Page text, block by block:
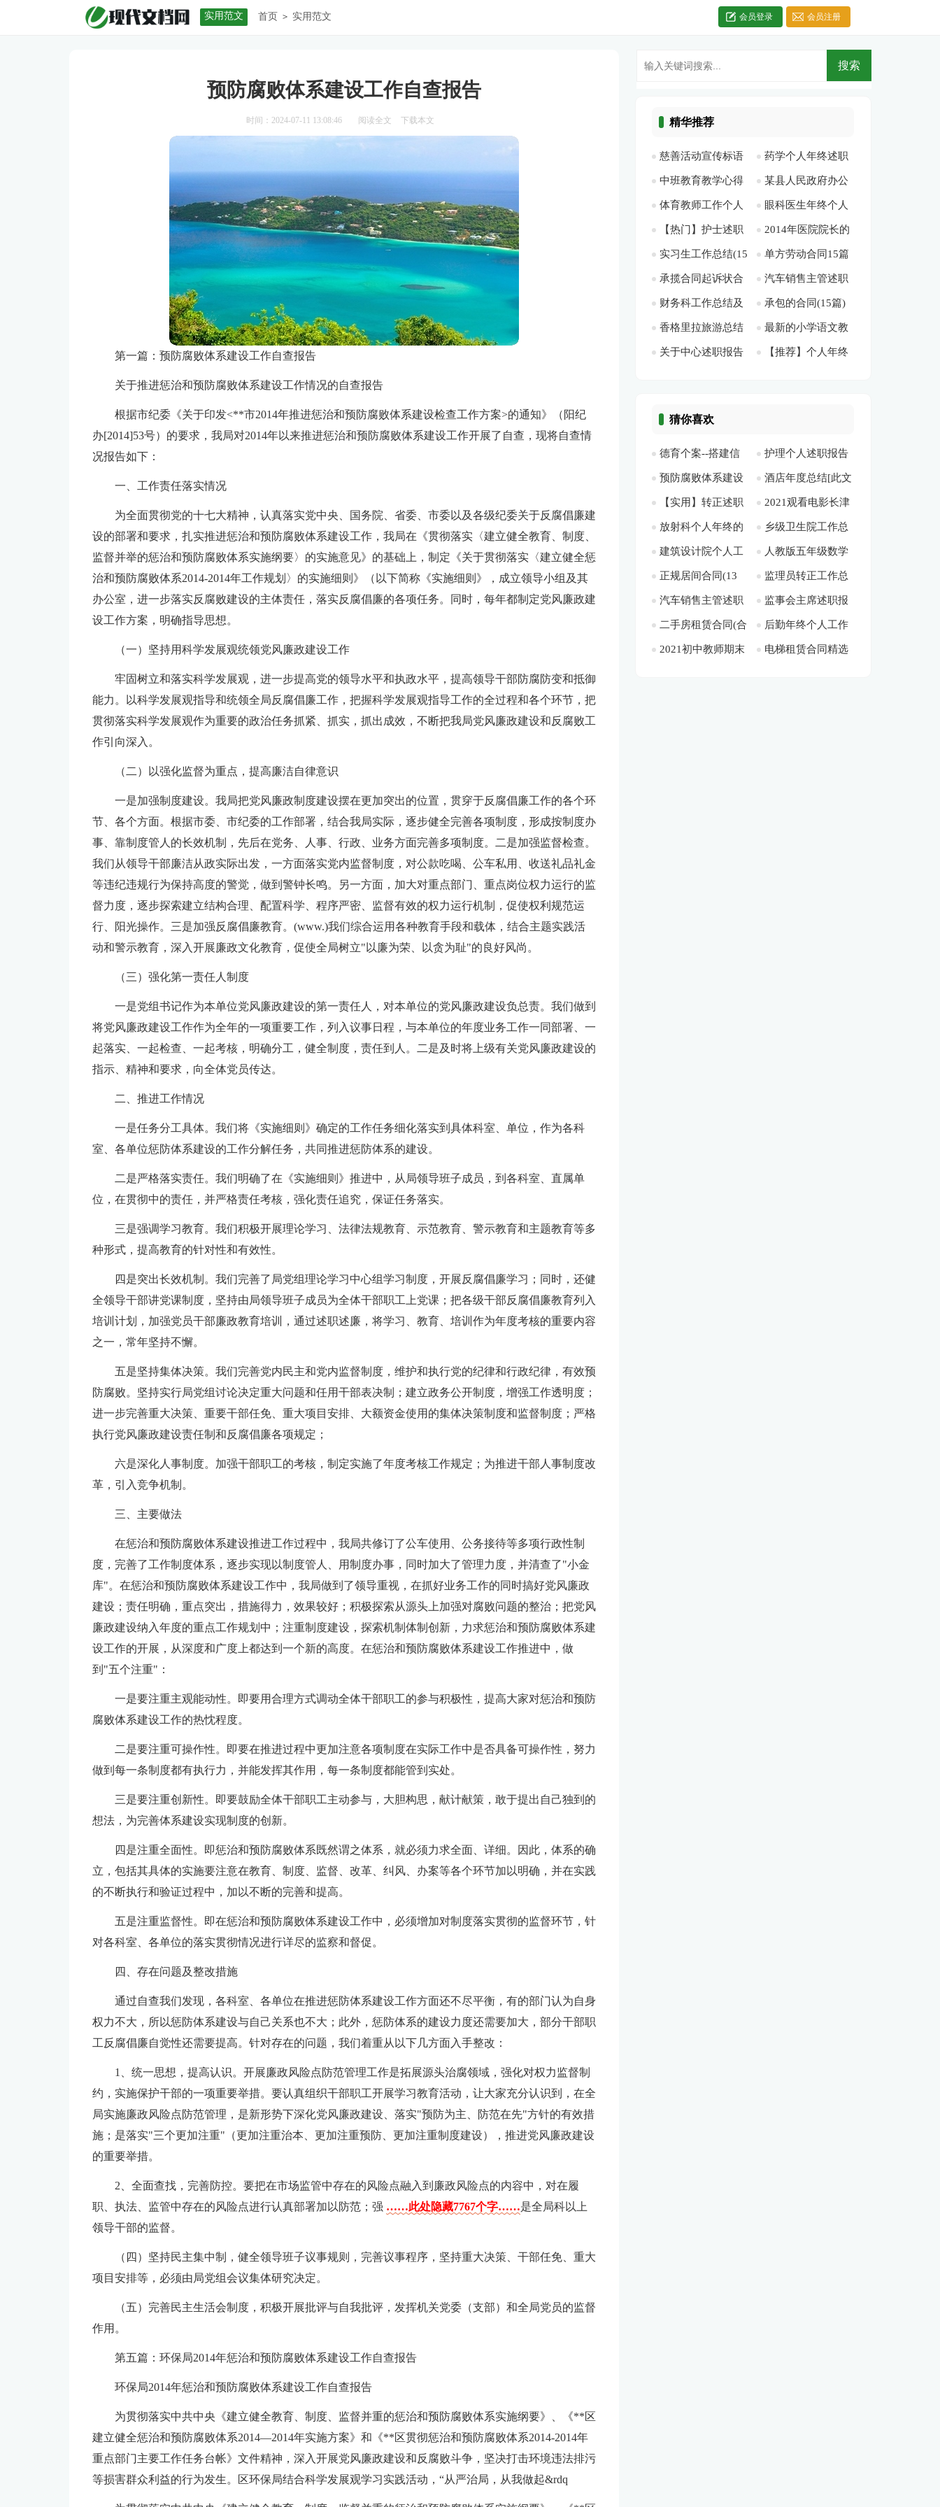
实用范文 首页 > 实用范文 会员登录 会员注册
预防腐败体系建设工作自查报告
时间：2024-07-11 13:08:46 阅读全文 下载本文
第一篇：预防腐败体系建设工作自查报告
关于推进惩治和预防腐败体系建设工作情况的自查报告
根据市纪委《关于印发<**市2014年推进惩治和预防腐败体系建设检查工作方案>的通知》（阳纪
办[2014]53号）的要求，我局对2014年以来推进惩治和预防腐败体系建设工作开展了自查，现将自查情
况报告如下：
一、工作责任落实情况
为全面贯彻党的十七大精神，认真落实党中央、国务院、省委、市委以及各级纪委关于反腐倡廉建
设的部署和要求，扎实推进惩治和预防腐败体系建设工作，我局在《贯彻落实〈建立健全教育、制度、
监督并举的惩治和预防腐败体系实施纲要〉的实施意见》的基础上，制定《关于贯彻落实〈建立健全惩
治和预防腐败体系2014-2014年工作规划〉的实施细则》（以下简称《实施细则》，成立领导小组及其
办公室，进一步落实反腐败建设的主体责任，落实反腐倡廉的各项任务。同时，每年都制定党风廉政建
设工作方案，明确指导思想。
（一）坚持用科学发展观统领党风廉政建设工作
牢固树立和落实科学发展观，进一步提高党的领导水平和执政水平，提高领导干部防腐防变和抵御
能力。以科学发展观指导和统领全局反腐倡廉工作，把握科学发展观指导工作的全过程和各个环节，把
贯彻落实科学发展观作为重要的政治任务抓紧、抓实，抓出成效，不断把我局党风廉政建设和反腐败工
作引向深入。
（二）以强化监督为重点，提高廉洁自律意识
一是加强制度建设。我局把党风廉政制度建设摆在更加突出的位置，贯穿于反腐倡廉工作的各个环
节、各个方面。根据市委、市纪委的工作部署，结合我局实际，逐步健全完善各项制度，形成按制度办
事、靠制度管人的长效机制，先后在党务、人事、行政、业务方面完善多项制度。二是加强监督检查。
我们从领导干部廉洁从政实际出发，一方面落实党内监督制度，对公款吃喝、公车私用、收送礼品礼金
等违纪违规行为保持高度的警觉，做到警钟长鸣。另一方面，加大对重点部门、重点岗位权力运行的监
督力度，逐步探索建立结构合理、配置科学、程序严密、监督有效的权力运行机制，促使权利规范运
行、阳光操作。三是加强反腐倡廉教育。(www.)我们综合运用各种教育手段和载体，结合主题实践活
动和警示教育，深入开展廉政文化教育，促使全局树立"以廉为荣、以贪为耻"的良好风尚。
（三）强化第一责任人制度
一是党组书记作为本单位党风廉政建设的第一责任人，对本单位的党风廉政建设负总责。我们做到
将党风廉政建设工作作为全年的一项重要工作，列入议事日程，与本单位的年度业务工作一同部署、一
起落实、一起检查、一起考核，明确分工，健全制度，责任到人。二是及时将上级有关党风廉政建设的
指示、精神和要求，向全体党员传达。
二、推进工作情况
一是任务分工具体。我们将《实施细则》确定的工作任务细化落实到具体科室、单位，作为各科
室、各单位惩防体系建设的工作分解任务，共同推进惩防体系的建设。
二是严格落实责任。我们明确了在《实施细则》推进中，从局领导班子成员，到各科室、直属单
位，在贯彻中的责任，并严格责任考核，强化责任追究，保证任务落实。
三是强调学习教育。我们积极开展理论学习、法律法规教育、示范教育、警示教育和主题教育等多
种形式，提高教育的针对性和有效性。
四是突出长效机制。我们完善了局党组理论学习中心组学习制度，开展反腐倡廉学习；同时，还健
全领导干部讲党课制度，坚持由局领导班子成员为全体干部职工上党课；把各级干部反腐倡廉教育列入
培训计划，加强党员干部廉政教育培训，通过述职述廉，将学习、教育、培训作为年度考核的重要内容
之一，常年坚持不懈。
五是坚持集体决策。我们完善党内民主和党内监督制度，维护和执行党的纪律和行政纪律，有效预
防腐败。坚持实行局党组讨论决定重大问题和任用干部表决制；建立政务公开制度，增强工作透明度；
进一步完善重大决策、重要干部任免、重大项目安排、大额资金使用的集体决策制度和监督制度；严格
执行党风廉政建设责任制和反腐倡廉各项规定；
六是深化人事制度。加强干部职工的考核，制定实施了年度考核工作规定；为推进干部人事制度改
革，引入竞争机制。
三、主要做法
在惩治和预防腐败体系建设推进工作过程中，我局共修订了公车使用、公务接待等多项行政性制
度，完善了工作制度体系，逐步实现以制度管人、用制度办事，同时加大了管理力度，并清查了"小金
库"。在惩治和预防腐败体系建设工作中，我局做到了领导重视，在抓好业务工作的同时搞好党风廉政
建设；责任明确，重点突出，措施得力，效果较好；积极探索从源头上加强对腐败问题的整治；把党风
廉政建设纳入年度的重点工作规划中；注重制度建设，探索机制体制创新，力求惩治和预防腐败体系建
设工作的开展，从深度和广度上都达到一个新的高度。在惩治和预防腐败体系建设工作推进中，做
到"五个注重"：
一是要注重主观能动性。即要用合理方式调动全体干部职工的参与积极性，提高大家对惩治和预防
腐败体系建设工作的热忱程度。
二是要注重可操作性。即要在推进过程中更加注意各项制度在实际工作中是否具备可操作性，努力
做到每一条制度都有执行力，并能发挥其作用，每一条制度都能管到实处。
三是要注重创新性。即要鼓励全体干部职工主动参与，大胆构思，献计献策，敢于提出自己独到的
想法，为完善体系建设实现制度的创新。
四是注重全面性。即惩治和预防腐败体系既然谓之体系，就必须力求全面、详细。因此，体系的确
立，包括其具体的实施要注意在教育、制度、监督、改革、纠风、办案等各个环节加以明确，并在实践
的不断执行和验证过程中，加以不断的完善和提高。
五是注重监督性。即在惩治和预防腐败体系建设工作中，必须增加对制度落实贯彻的监督环节，针
对各科室、各单位的落实贯彻情况进行详尽的监察和督促。
四、存在问题及整改措施
通过自查我们发现，各科室、各单位在推进惩防体系建设工作方面还不尽平衡，有的部门认为自身
权力不大，所以惩防体系建设与自己关系也不大；此外，惩防体系的建设力度还需要加大，部分干部职
工反腐倡廉自觉性还需要提高。针对存在的问题，我们着重从以下几方面入手整改：
1、统一思想，提高认识。开展廉政风险点防范管理工作是拓展源头治腐领域，强化对权力监督制
约，实施保护干部的一项重要举措。要认真组织干部职工开展学习教育活动，让大家充分认识到，在全
局实施廉政风险点防范管理，是新形势下深化党风廉政建设、落实"预防为主、防范在先"方针的有效措
施；是落实"三个更加注重"（更加注重治本、更加注重预防、更加注重制度建设），推进党风廉政建设
的重要举措。
2、全面查找，完善防控。要把在市场监管中存在的风险点融入到廉政风险点的内容中，对在履
职、执法、监管中存在的风险点进行认真部署加以防范；强 ……此处隐藏7767个字……是全局科以上
领导干部的监督。
（四）坚持民主集中制，健全领导班子议事规则，完善议事程序，坚持重大决策、干部任免、重大
项目安排等，必须由局党组会议集体研究决定。
（五）完善民主生活会制度，积极开展批评与自我批评，发挥机关党委（支部）和全局党员的监督
作用。
第五篇：环保局2014年惩治和预防腐败体系建设工作自查报告
环保局2014年惩治和预防腐败体系建设工作自查报告
为贯彻落实中共中央《建立健全教育、制度、监督并重的惩治和预防腐败体系实施纲要》、《**区
建立健全惩治和预防腐败体系2014—2014年实施方案》和《**区贯彻惩治和预防腐败体系2014-2014年
重点部门主要工作任务台帐》文件精神，深入开展党风廉政建设和反腐败斗争，坚决打击环境违法排污
等损害群众利益的行为发生。区环保局结合科学发展观学习实践活动，“从严治局，从我做起&rdq
精华推荐
慈善活动宣传标语
(精选多篇)[此文共
2039字]
药学个人年终述职
报告2篇[此文共3153
字]
中班教育教学心得
[此文共7903字]
某县人民政府办公
室扶贫日活动开展情
况汇报[此文共734
字]
体育教师工作个人
的总结[此文共3979
字]
眼科医生年终个人
总结6篇[此文共6272
字]
【热门】护士述职
报告汇编6篇[此文共
6876字]
2014年医院院长的
述职述廉报告[此文
共9876字]
实习生工作总结(15
篇)[此文共20392字]
单方劳动合同15篇
[此文共16522字]
承揽合同起诉状合
集7篇[此文共1739
字]
汽车销售主管述职
报告 5篇[此文共
10194字]
财务科工作总结及
明年工作打算[此文
共1983字]
承包的合同(15篇)
[此文共19335字]
香格里拉旅游总结
700字[此文共3071
最新的小学语文教
师述职报告范文[此
关于中心述职报告 【推荐】个人年终
猜你喜欢
德育个案--搭建信
任桥梁，传递爱的信
息[此文共3074字]
护理个人述职报告
范文[此文共5067字]
预防腐败体系建设
工作自查报告[此文
共12359字]
酒店年度总结[此文
共23589字]
【实用】转正述职
模板锦集9篇[此文共
10531字]
2021观看电影长津
湖的观后感[此文共
3816字]
放射科个人年终的
工作总结 [此文共
7888字]
乡级卫生院工作总
结[此文共4267字]
建筑设计院个人工
作总结9篇[此文共
11853字]
人教版五年级数学
第五单元第二课时
《三角形的面积》教
学前调研报告[此文
共1564字]
正规居间合同(13
篇)[此文共11404字]
监理员转正工作总
结8篇[此文共11846
字]
汽车销售主管述职
报告 5篇[此文共
10194字]
监事会主席述职报
告[此文共3043字]
二手房租赁合同(合
集15篇)[此文共
后勤年终个人工作
总结[此文共21760
2021初中教师期末 电梯租赁合同精选